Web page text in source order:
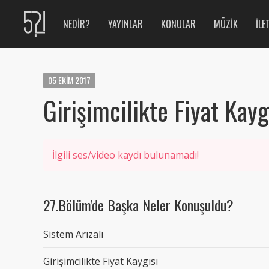
NEDIR? YAYINLAR KONULAR MÜZIK
05EKIM2017
Girişimcilikte Fiyat
İlgili ses/video kaydı bulunamadı!
27.Bölüm'de Başka Neler Konuşuldu?
Sistem Arızalı
Girişimcilikte Fiyat Kaygısı